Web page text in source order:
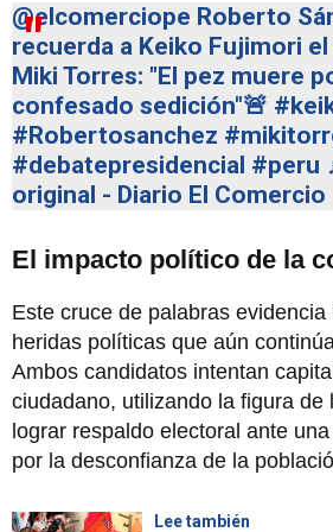
@elcomerciope Roberto
recuerda a Keiko Fujimori
Miki Torres: "El pez muere
confesado sedición"🚨
#Robertosanchez
#debatepresidencial #peru
original - Diario El Comercio
El impacto político de la
Este cruce de palabras
heridas políticas que aún
Ambos candidatos intentan
ciudadano, utilizando la figura de
lograr respaldo electoral ante
por la desconfianza de la
Lee también